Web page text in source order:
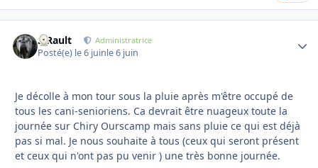
S.Rault Administratrice
Posté(e) le 6 juinle 6 juin
Je décolle à mon tour sous la pluie après m'être occupé de
tous les cani-senioriens. Ca devrait être nuageux toute la
journée sur Chiry Ourscamp mais sans pluie ce qui est déjà
pas si mal. Je nous souhaite à tous (ceux qui seront présent
et ceux qui n'ont pas pu venir ) une très bonne journée.